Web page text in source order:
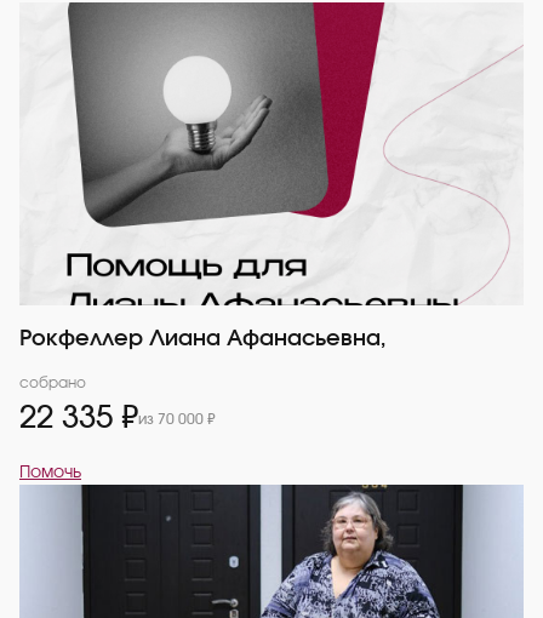
Рокфеллер Лиана Афанасьевна,
собрано
22 335 ₽из 70 000 ₽
Помочь